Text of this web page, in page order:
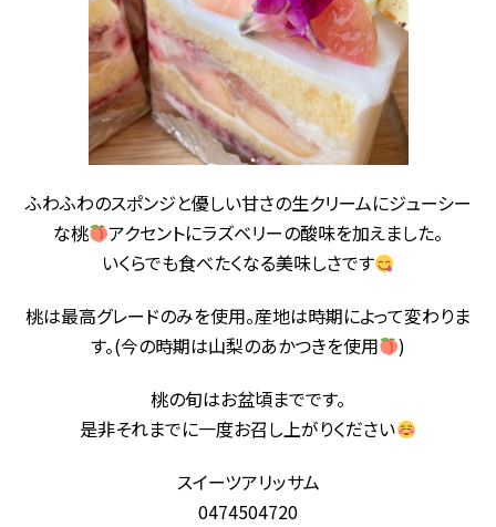
ふわふわのスポンジと優しい甘さの生クリームにジューシー
な桃
アクセントにラズベリーの酸味を加えました。
いくらでも食べたくなる美味しさです
桃は最高グレードのみを使用。産地は時期によって変わりま
す。(今の時期は山梨のあかつきを使用
)
桃の旬はお盆頃までです。
是非それまでに一度お召し上がりください
スイーツアリッサム
0474504720